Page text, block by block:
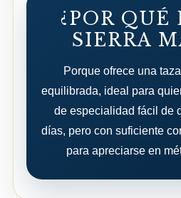
¿POR QUÉ
SIERRA
Porque ofrece una
equilibrada, ideal para
de especialidad fácil de
días, pero con suficiente
para apreciarse en